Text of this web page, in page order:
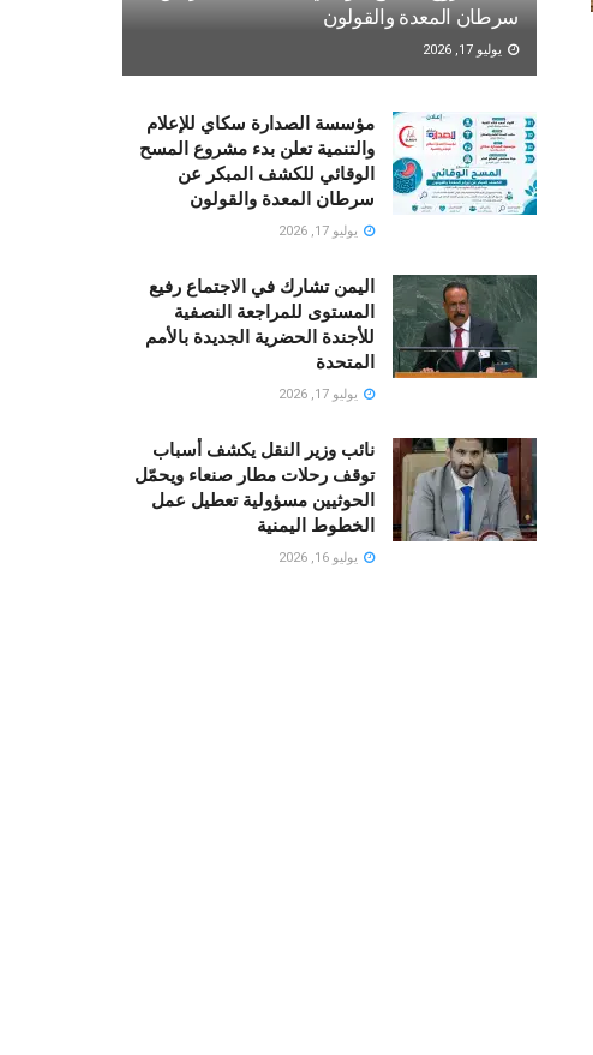
سرطان المعدة والقولون
يوليو 17, 2026
مؤسسة الصدارة سكاي للإعلام
والتنمية تعلن بدء مشروع المسح
الوقائي للكشف المبكر عن
سرطان المعدة والقولون
يوليو 17, 2026
اليمن تشارك في الاجتماع رفيع
المستوى للمراجعة النصفية
للأجندة الحضرية الجديدة بالأمم
المتحدة
يوليو 17, 2026
نائب وزير النقل يكشف أسباب
توقف رحلات مطار صنعاء ويحمّل
الحوثيين مسؤولية تعطيل عمل
الخطوط اليمنية
يوليو 16, 2026